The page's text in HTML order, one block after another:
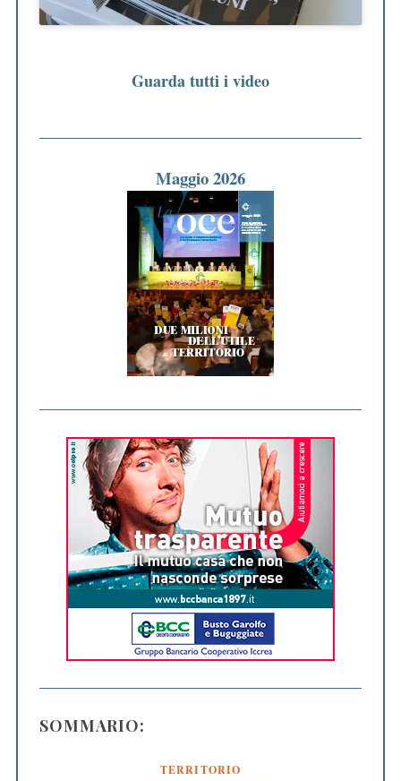
Guarda tutti i video
Maggio 2026
SOMMARIO:
TERRITORIO